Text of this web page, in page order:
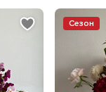
Сезон